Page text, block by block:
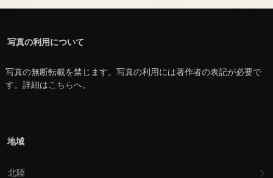
写真の利用について
写真の無断転載を禁じます。写真の利用には著作者の表記が必要で
す。詳細はこちらへ。
地域
北陸